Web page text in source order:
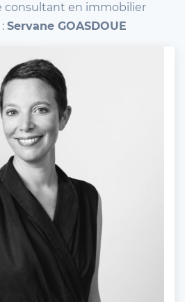
consultant en immobilier
Servane GOASDOUE